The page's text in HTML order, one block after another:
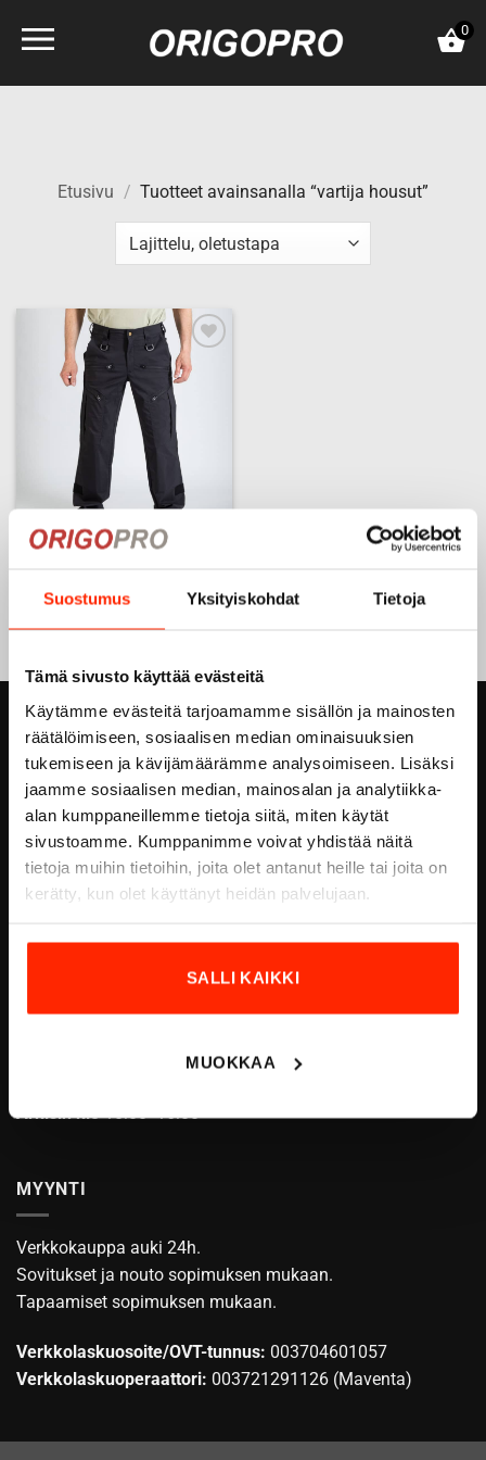
Suostumus Yksityiskohdat Tietoja
Tämä sivusto käyttää evästeitä
Käytämme evästeitä tarjoamamme sisällön ja mainosten
räätälöimiseen, sosiaalisen median ominaisuuksien
tukemiseen ja kävijämäärämme analysoimiseen. Lisäksi
jaamme sosiaalisen median, mainosalan ja analytiikka-
alan kumppaneillemme tietoja siitä, miten käytät
sivustoamme. Kumppanimme voivat yhdistää näitä
tietoja muihin tietoihin, joita olet antanut heille tai joita on
kerätty, kun olet käyttänyt heidän palvelujaan.
SALLI KAIKKI
MUOKKAA
0
Etusivu / Tuotteet avainsanalla “vartija housut”
Add to
wishlist
99,90
Tällä
on
muunnelma.
Voit
tehdä
valinnat
tuotteen
sivulla.
ORIGOPRO OY
Höyläämötie 18 A
FI-00380 HELSINKI
FINLAND
Email:info@origopro.com
Puh.+3584578340002
Arkisin klo10:00 -16:00
MYYNTI
Verkkokauppa auki 24h.
Sovitukset ja nouto sopimuksen mukaan.
Tapaamiset sopimuksen mukaan.
Verkkolaskuosoite/OVT-tunnus: 003704601057
Verkkolaskuoperaattori: 003721291126 (Maventa)